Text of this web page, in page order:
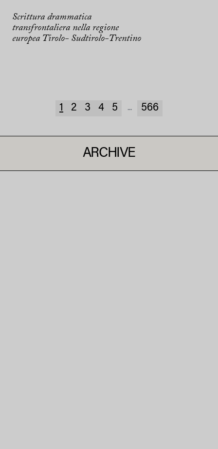
Scrittura drammatica
transfrontaliera nella regione
europea Tirolo- Sudtirolo-Trentino
1 2 3 4 5 ... 566
ARCHIVE